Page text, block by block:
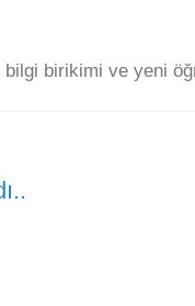
birikimi ve yeni